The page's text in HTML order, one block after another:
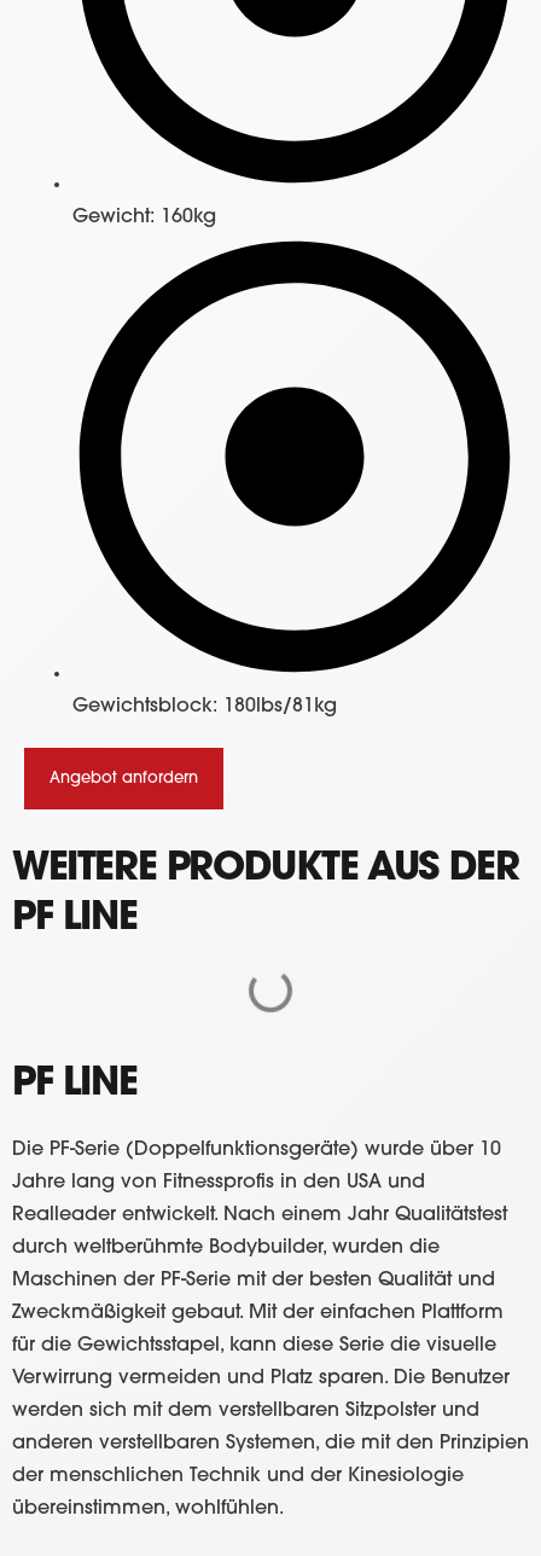
Gewicht: 160kg
Gewichtsblock: 180lbs/81kg
Angebot anfordern
WEITERE PRODUKTE AUS DER
PF LINE
PF LINE
Die PF-Serie (Doppelfunktionsgeräte) wurde über 10
Jahre lang von Fitnessprofis in den USA und
Realleader entwickelt. Nach einem Jahr Qualitätstest
durch weltberühmte Bodybuilder, wurden die
Maschinen der PF-Serie mit der besten Qualität und
Zweckmäßigkeit gebaut. Mit der einfachen Plattform
für die Gewichtsstapel, kann diese Serie die visuelle
Verwirrung vermeiden und Platz sparen. Die Benutzer
werden sich mit dem verstellbaren Sitzpolster und
anderen verstellbaren Systemen, die mit den Prinzipien
der menschlichen Technik und der Kinesiologie
übereinstimmen, wohlfühlen.